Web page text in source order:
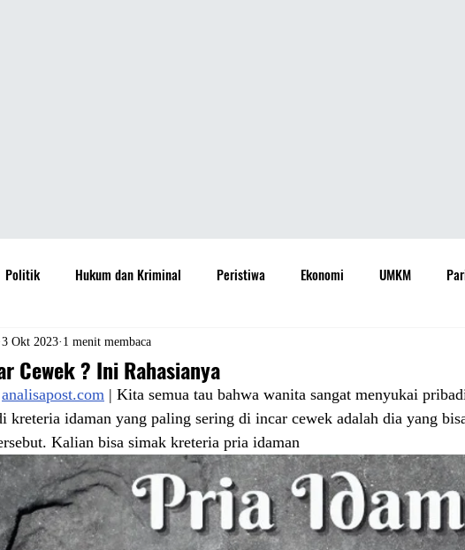
Politik Hukum dan Kriminal Peristiwa Ekonomi UMKM
dan Budaya Sastra
Properti Informasi Ramalan Bintang Opini Aspirasi
Sejarah Pemerintah
Cewek ? Ini Rahasianya
3 Okt 2023 1 menit membaca
analisapost.com | Kita semua tau bahwa wanita sangat menyukai
kreteria idaman yang paling sering di incar cewek adalah dia yang
Kalian bisa simak kreteria pria idaman